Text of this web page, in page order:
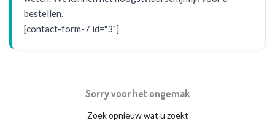
bestellen.
[contact-form-7 id="3"]
Sorry voor het ongemak
Zoek opnieuw wat u zoekt